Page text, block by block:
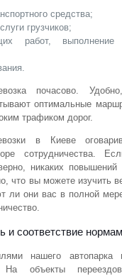
средства;
грузчиков;
работ, выполнение
почасово.
оптимальные
трафиком дорог.
в Киеве
сотрудничества.
никаких
что вы можете изучить
ли они вас в полной
и соответствие нормам
нашего автопарка
На объекты